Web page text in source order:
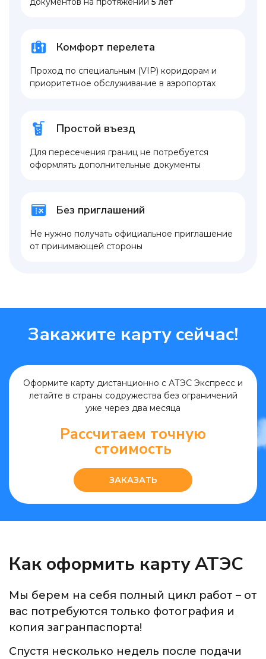
Комфорт перелета
Проход по специальным (VIP) коридорам и
приоритетное обслуживание в аэропортах
Простой въезд
Для пересечения границ не потребуется
оформлять дополнительные документы
Без приглашений
Не нужно получать официальное приглашение
от принимающей стороны
Закажите карту сейчас!
Оформите карту дистанционно с АТЭС Экспресс и
летайте в страны содружества без ограничений
уже через два месяца
ЗАКАЗАТЬ
Рассчитаем точную
стоимость
Как оформить карту АТЭС
Мы берем на себя полный цикл работ – от
вас потребуются только фотография и
копия загранпаспорта!
Спустя несколько недель после подачи